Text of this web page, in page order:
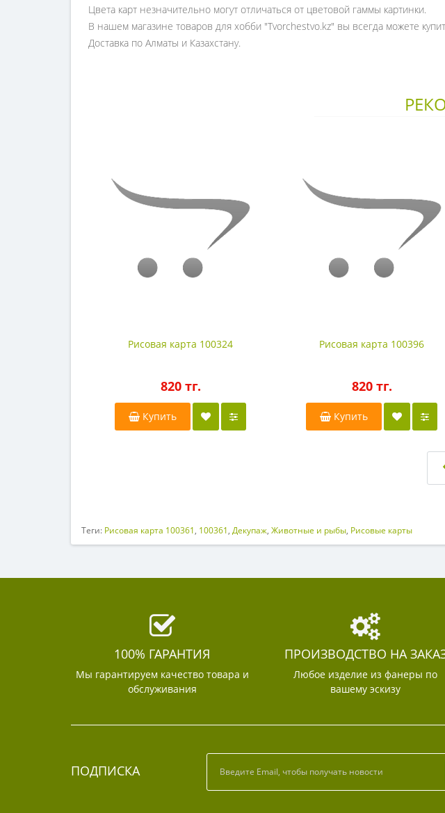
Цвета карт незначительно могут отличаться от цветовой гаммы картинки.
В нашем магазине товаров для хобби "Tvorchestvo.kz" вы всегда можете
Доставка по Алматы и Казахстану.
Рисовая карта 100324
820 тг.
Купить
Рисовая карта 100396
820 тг.
Купить
Теги: Рисовая карта 100361, 100361, Декупаж, Животные и рыбы, Рисовые карты
100% ГАРАНТИЯ
Мы гарантируем качество товара и
обслуживания
ПРОИЗВОДСТВО НА
Любое изделие из фанеры по
вашему эскизу
ПОДПИСКА